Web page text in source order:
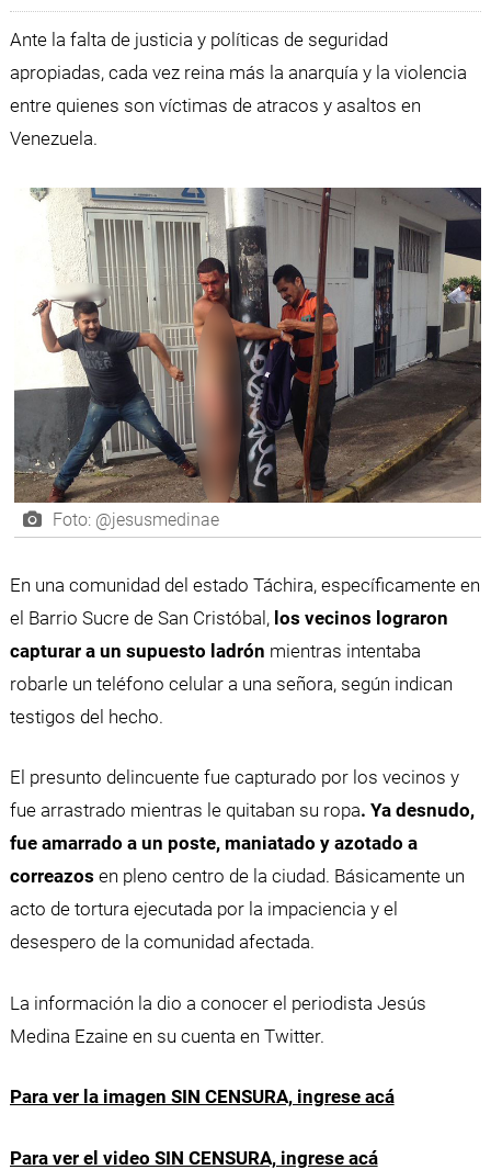
Ante la falta de justicia y políticas de seguridad
apropiadas, cada vez reina más la anarquía y la violencia
entre quienes son víctimas de atracos y asaltos en
Venezuela.
Foto: @jesusmedinae
En una comunidad del estado Táchira, específicamente en
el Barrio Sucre de San Cristóbal,los vecinos lograron
capturar a un supuesto ladrón mientras intentaba
robarle un teléfono celular a una señora, según indican
testigos del hecho.
El presunto delincuente fue capturado por los vecinos y
fue arrastrado mientras le quitaban su ropa. Ya desnudo,
fue amarrado a un poste, maniatado y azotado a
correazos en pleno centro de la ciudad. Básicamente un
acto de tortura ejecutada por la impaciencia y el
desespero de la comunidad afectada.
La información la dio a conocer el periodista Jesús
Medina Ezaine en su cuenta en Twitter.
Para ver la imagen SIN CENSURA, ingrese acá
Para ver el video SIN CENSURA, ingrese acá